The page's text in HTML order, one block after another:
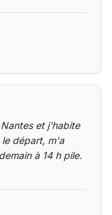
et j'habite
départ, m'a
à 14 h pile.